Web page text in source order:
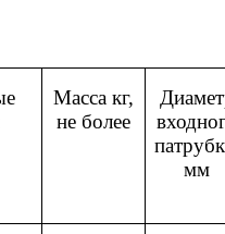
Масса кг,
не более
мм